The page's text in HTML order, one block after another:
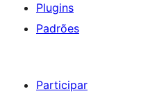
Plugins
Padrões
Participar